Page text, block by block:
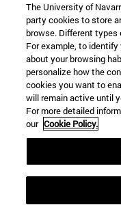
The University of
party cookies to store
browse. Different types
For example, to
about your browsing
personalize how the
cookies you want to
will remain active until
For more detailed
our Cookie Policy.